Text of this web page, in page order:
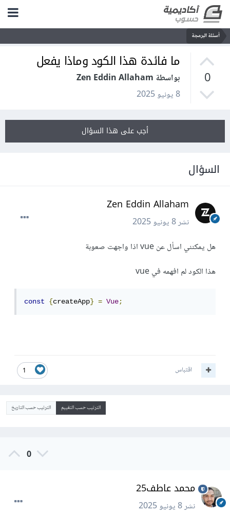
أسئلة البرمجة
0
ما فائدة هذا الكود وماذا يفعل
بواسطة Zen Eddin Allaham
8 يونيو 2025
أجب على هذا السؤال
السؤال
Zen Eddin Allaham
نشر8 يونيو 2025
هل يمكنني اسأل عن vue اذا واجهت صعوبة
هذا الكود لم افهمه في vue
const {createApp} = Vue;
1 اقتباس
الترتيب حسب التقييم الترتيب حسب التاريخ
0
محمد عاطف25
نشر8 يونيو 2025